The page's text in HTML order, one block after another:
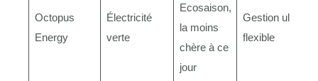
Octopus
Energy
Électricité
verte
Ecosaison,
la moins
chère à ce
jour
Gestion ultra-
flexible